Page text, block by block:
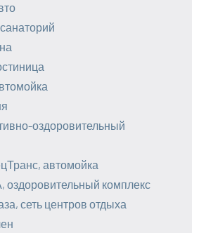
оздоровительный
автомойка
оздоровительный комплекс
сеть центров отдыха